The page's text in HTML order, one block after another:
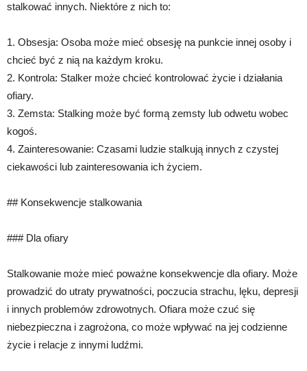
stalkować innych. Niektóre z nich to:
1. Obsesja: Osoba może mieć obsesję na punkcie innej osoby i
chcieć być z nią na każdym kroku.
2. Kontrola: Stalker może chcieć kontrolować życie i działania
ofiary.
3. Zemsta: Stalking może być formą zemsty lub odwetu wobec
kogoś.
4. Zainteresowanie: Czasami ludzie stalkują innych z czystej
ciekawości lub zainteresowania ich życiem.
## Konsekwencje stalkowania
### Dla ofiary
Stalkowanie może mieć poważne konsekwencje dla ofiary. Może
prowadzić do utraty prywatności, poczucia strachu, lęku, depresji
i innych problemów zdrowotnych. Ofiara może czuć się
niebezpieczna i zagrożona, co może wpływać na jej codzienne
życie i relacje z innymi ludźmi.